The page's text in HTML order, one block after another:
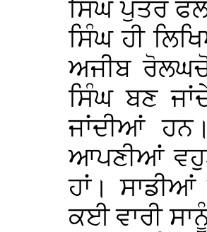
ਸਿੰਘ ਪੁੱਤਰ
ਸਿੰਘ ਹੀ
ਅਜੀਬ
ਸਿੰਘ ਬਣ
ਜਾਂਦੀਆਂ
ਆਪਣੀਆਂ
ਹਾਂ।
ਕਈ ਵਾਰੀ